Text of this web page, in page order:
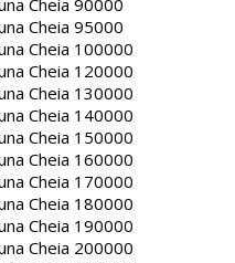
Cheia 90000
Cheia 95000
Cheia 100000
Cheia 120000
Cheia 130000
Cheia 140000
Cheia 150000
Cheia 160000
Cheia 170000
Cheia 180000
Cheia 190000
Cheia 200000